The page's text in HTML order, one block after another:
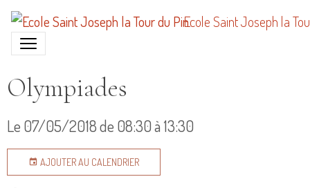
Ecole Saint Joseph la
Olympiades
Le 07/05/2018de 08:30à 13:30
AJOUTER AU CALENDRIER